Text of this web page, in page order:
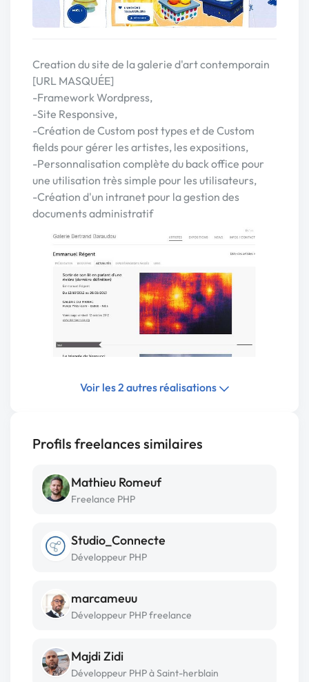
Creation du site de la galerie d'art contemporain
[URL MASQUÉE]
-Framework Wordpress,
-Site Responsive,
-Création de Custom post types et de Custom
fields pour gérer les artistes, les expositions,
-Personnalisation complète du back office pour
une utilisation très simple pour les utilisateurs,
-Création d'un intranet pour la gestion des
documents administratif
Voir les 2 autres réalisations
Profils freelances similaires
Mathieu Romeuf
Freelance PHP
Studio_Connecte
Développeur PHP
marcameuu
Développeur PHP freelance
Majdi Zidi
Développeur PHP à Saint-herblain